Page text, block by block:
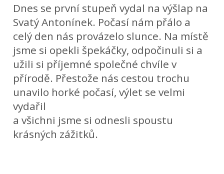
Dnes se první stupeň vydal na výšlap na
Svatý Antonínek. Počasí nám přálo a
celý den nás provázelo slunce. Na místě
jsme si opekli špekáčky, odpočinuli si a
užili si příjemné společné chvíle v
přírodě. Přestože nás cestou trochu
unavilo horké počasí, výlet se velmi
vydařil
a všichni jsme si odnesli spoustu
krásných zážitků.